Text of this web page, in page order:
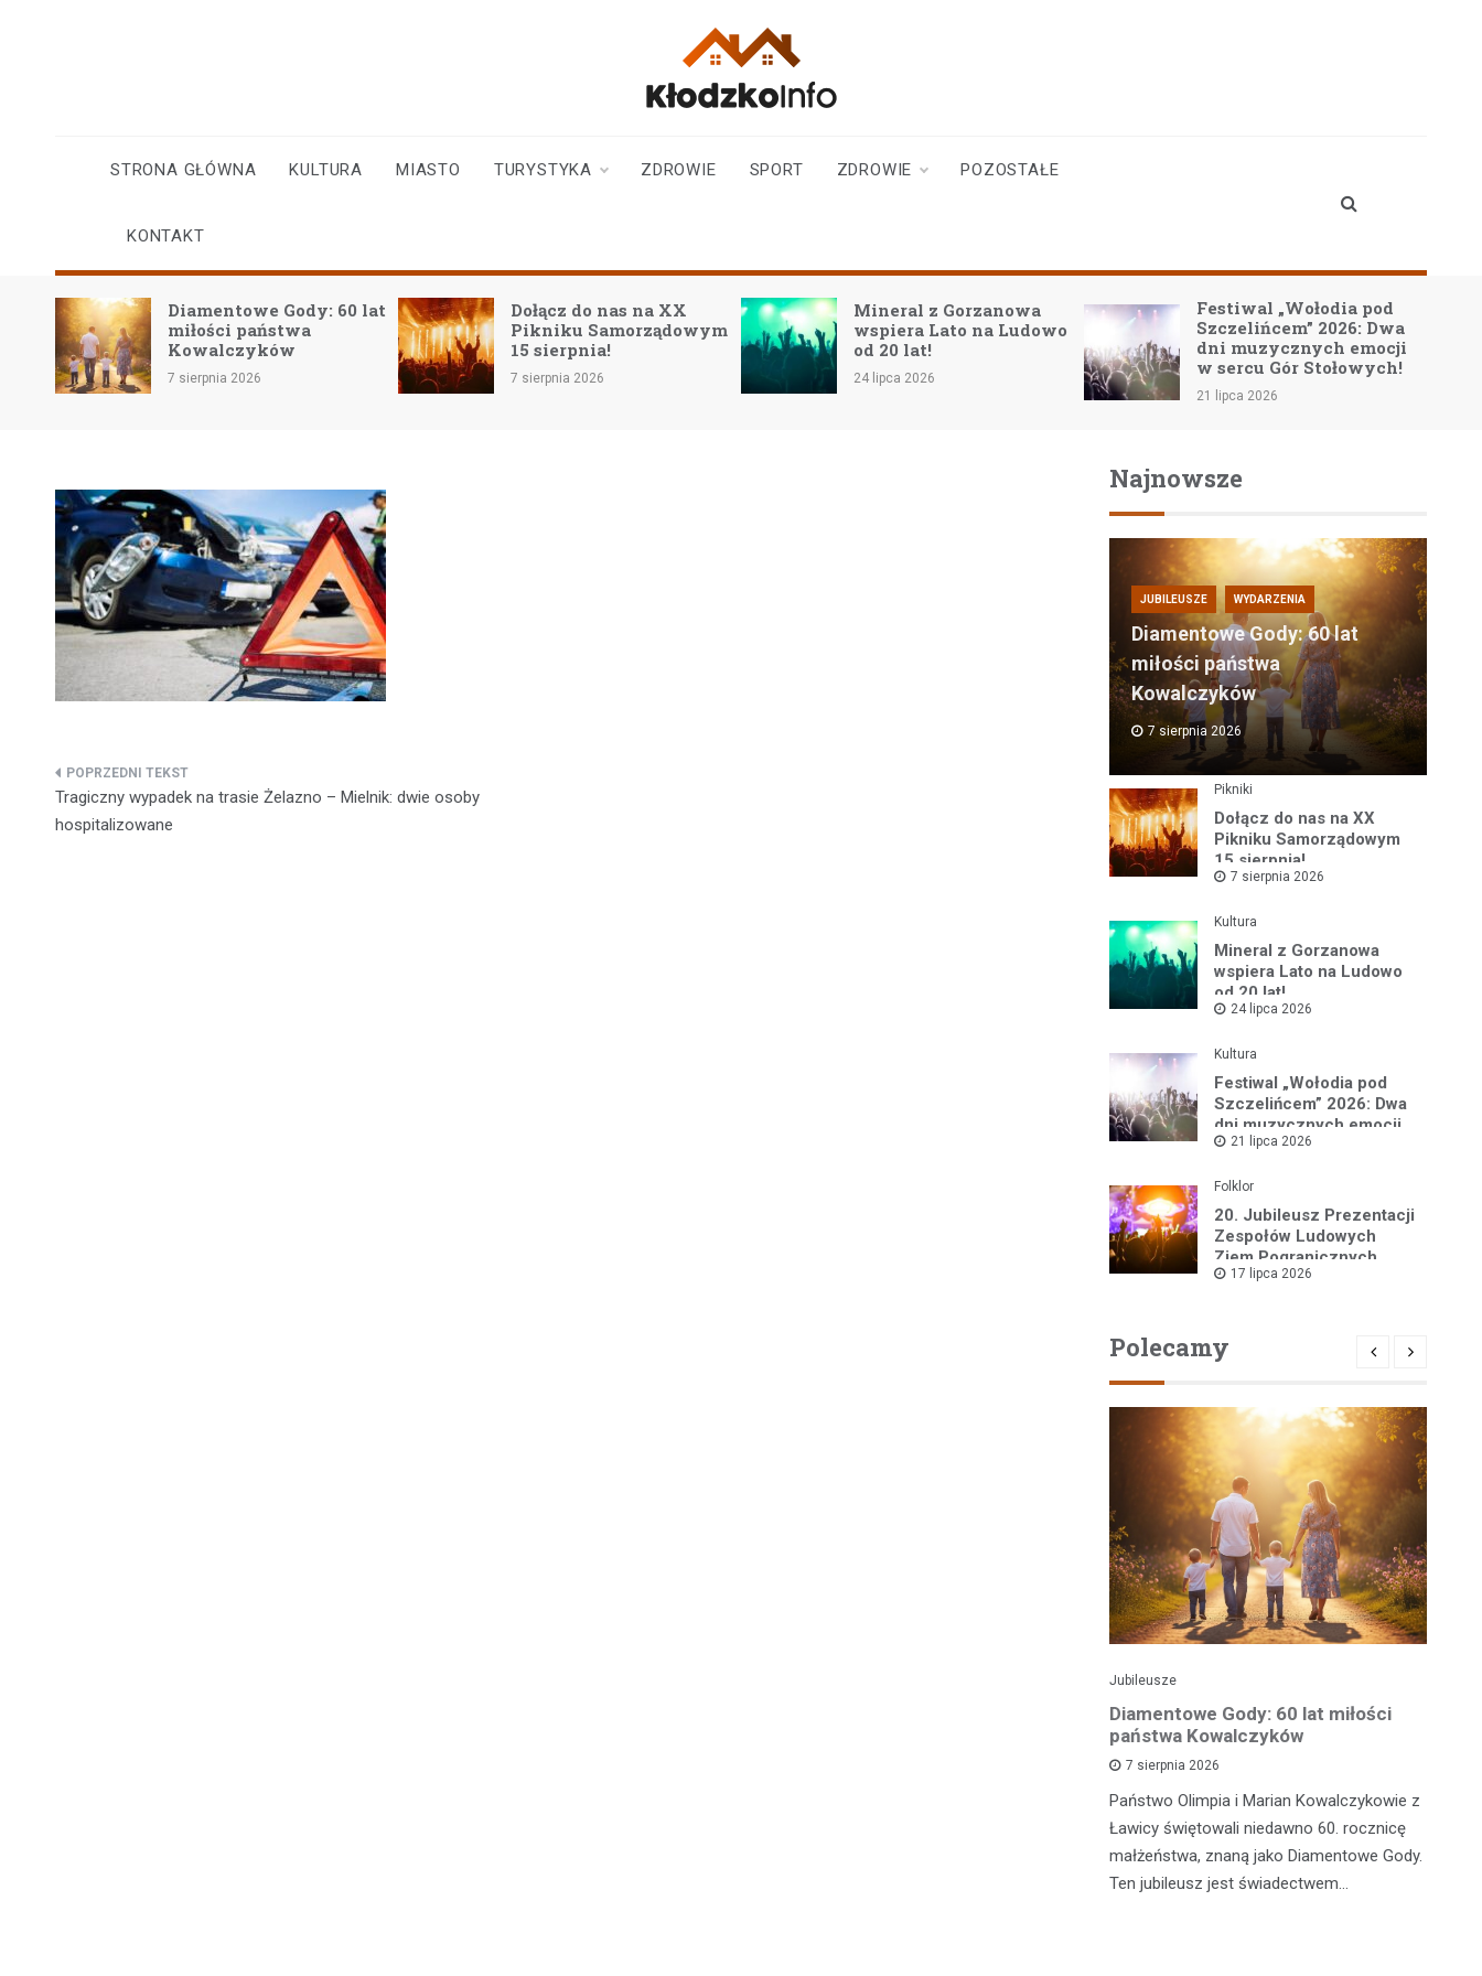
STRONA GŁÓWNA KULTURA MIASTO TURYSTYKA ZDROWIE SPORT ZDROWIE POZOSTAŁE
KONTAKT
Diamentowe Gody: 60 lat
miłości państwa
Kowalczyków
7 sierpnia 2026
Dołącz do nas na XX
Pikniku Samorządowym
15 sierpnia!
7 sierpnia 2026
Mineral z Gorzanowa
wspiera Lato na Ludowo
od 20 lat!
24 lipca 2026
Festiwal „Wołodia pod
Szczelińcem” 2026: Dwa
dni muzycznych emocji
w sercu Gór Stołowych!
21 lipca 2026
Nawigacja
wpisu
Tragiczny wypadek na trasie Żelazno – Mielnik: dwie osoby
hospitalizowane
Najnowsze
JUBILEUSZE WYDARZENIA
Diamentowe Gody: 60 lat
miłości państwa
Kowalczyków
7 sierpnia 2026
Pikniki
Dołącz do nas na XX
Pikniku Samorządowym
15 sierpnia!
7 sierpnia 2026
Kultura
Mineral z Gorzanowa
wspiera Lato na Ludowo
od 20 lat!
24 lipca 2026
Kultura
Festiwal „Wołodia pod
Szczelińcem” 2026: Dwa
dni muzycznych emocji
w sercu Gór Stołowych!
21 lipca 2026
Folklor
20. Jubileusz Prezentacji
Zespołów Ludowych
Ziem Pogranicznych
„Róża Kłodzka” za nami!
17 lipca 2026
Polecamy
Jubileusze
Diamentowe Gody: 60 lat miłości
państwa Kowalczyków
7 sierpnia 2026
Państwo Olimpia i Marian Kowalczykowie z
Ławicy świętowali niedawno 60. rocznicę
małżeństwa, znaną jako Diamentowe Gody.
Ten jubileusz jest świadectwem…